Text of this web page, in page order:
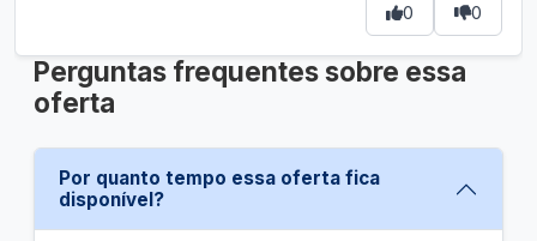
0 0
Perguntas frequentes sobre essa
oferta
Por quanto tempo essa oferta fica
disponível?